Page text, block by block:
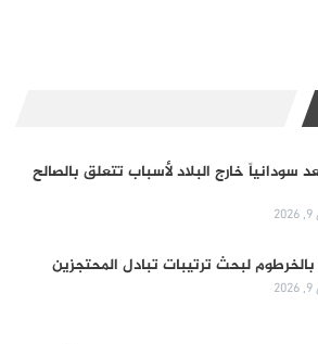
سودانياً خارج البلاد لأسباب تتعلق بالصالح
لبحث ترتيبات تبادل المحتجزين